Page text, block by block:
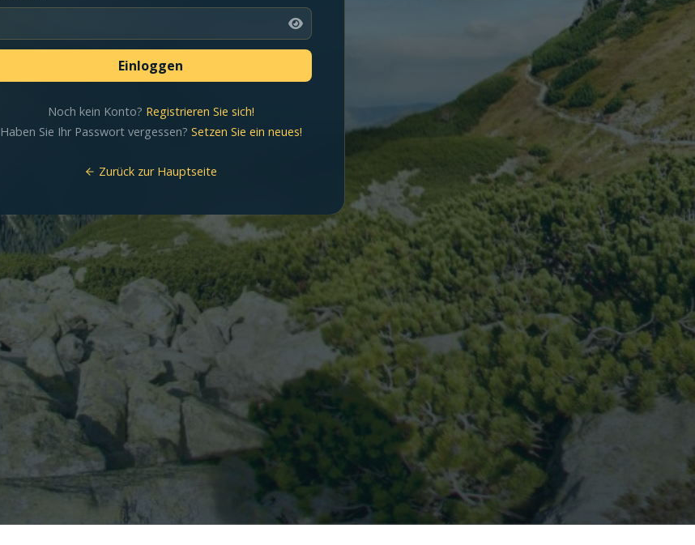
Noch kein Konto? Registrieren Sie sich!
Haben Sie Ihr Passwort vergessen? Setzen Sie ein neues!
Zurück zur Hauptseite